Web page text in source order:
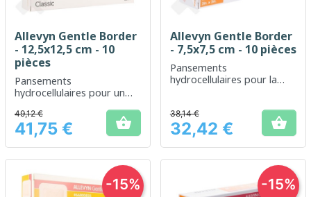
Allevyn Gentle Border
- 12,5x12,5 cm - 10
pièces
Pansements
hydrocellulaires pour un
Prix
49,12 €
41,75 € 
Allevyn Gentle Border
- 7,5x7,5 cm - 10 pièces
Pansements
hydrocellulaires pour la
Prix
38,14 €
32,42 € 
-15% -15%